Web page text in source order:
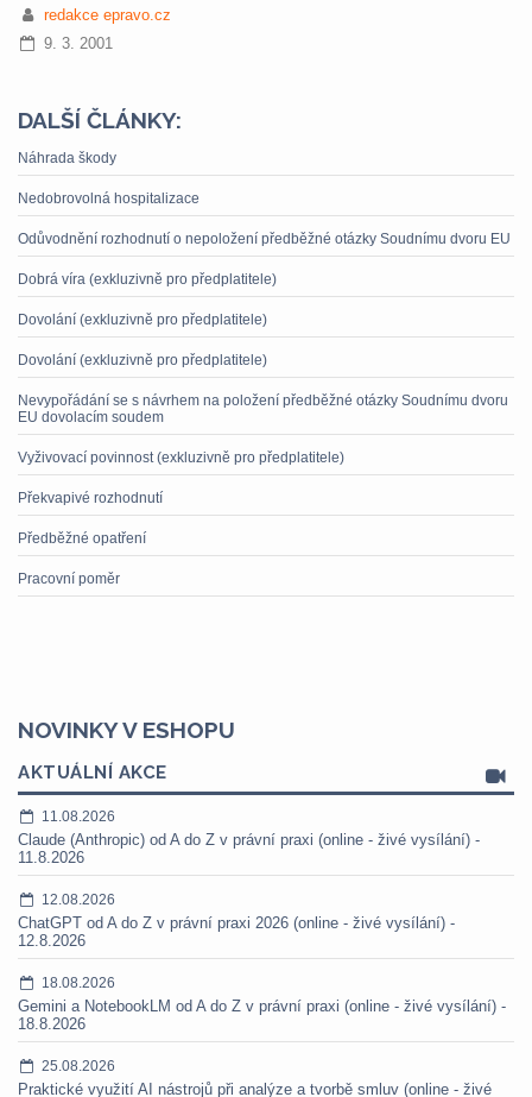
redakce epravo.cz
9. 3. 2001
DALŠÍ ČLÁNKY:
Náhrada škody
Nedobrovolná hospitalizace
Odůvodnění rozhodnutí o nepoložení předběžné otázky Soudnímu dvoru EU
Dobrá víra (exkluzivně pro předplatitele)
Dovolání (exkluzivně pro předplatitele)
Dovolání (exkluzivně pro předplatitele)
Nevypořádání se s návrhem na položení předběžné otázky Soudnímu dvoru
EU dovolacím soudem
Vyživovací povinnost (exkluzivně pro předplatitele)
Překvapivé rozhodnutí
Předběžné opatření
Pracovní poměr
NOVINKY V ESHOPU
AKTUÁLNÍ AKCE
11.08.2026
Claude (Anthropic) od A do Z v právní praxi (online - živé vysílání) -
11.8.2026
12.08.2026
ChatGPT od A do Z v právní praxi 2026 (online - živé vysílání) -
12.8.2026
18.08.2026
Gemini a NotebookLM od A do Z v právní praxi (online - živé vysílání) -
18.8.2026
25.08.2026
Praktické využití AI nástrojů při analýze a tvorbě smluv (online - živé